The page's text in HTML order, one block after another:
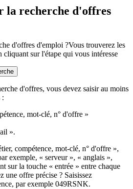
la recherche d'offres
d'offres d'emploi ?Vous trouverez les
cliquant sur l'étape qui vous intéresse
d'offres, vous devez saisir au moins
:
mot-clé, n° d'offre »
».
compétence, mot-clé, n° d'offre »,
exemple, « serveur », « anglais »,
sur la touche « entrée » entre chaque
une offre précise ? Saisissez
par exemple 049RSNK.